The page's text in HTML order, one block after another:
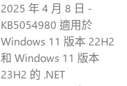
2025 年 4 月 8 日 -
KB5054980 適用於
Windows 11 版本 22H2
和 Windows 11 版本
23H2 的 .NET